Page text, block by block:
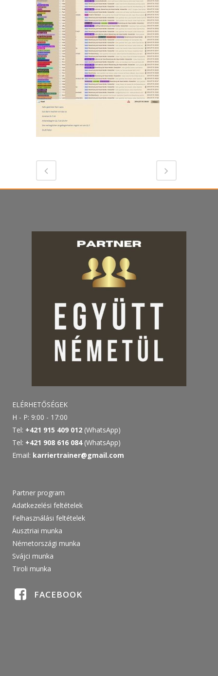
ELÉRHETŐSÉGEK
H - P: 9:00 - 17:00
Tel: +421 915 409 012 (WhatsApp)
Tel: +421 908 616 084(WhatsApp)
Email: karriertrainer@gmail.com
Partner program
Adatkezelési feltételek
Felhasználási feltételek
Ausztriai munka
Németországi munka
Svájci munka
Tiroli munka
FACEBOOK